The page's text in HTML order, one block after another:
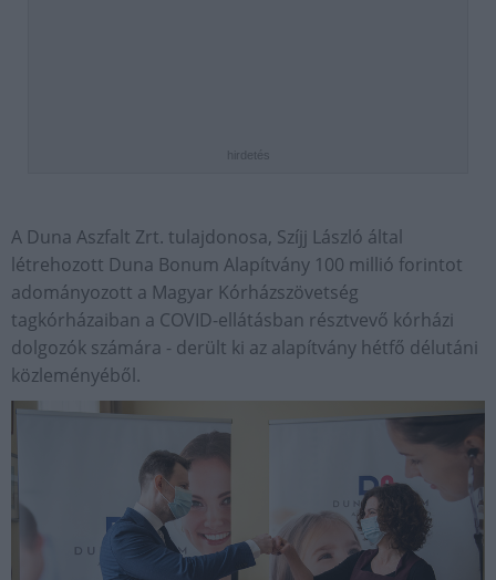
hirdetés
A Duna Aszfalt Zrt. tulajdonosa, Szíjj László által
létrehozott Duna Bonum Alapítvány 100 millió forintot
adományozott a Magyar Kórházszövetség
tagkórházaiban a COVID-ellátásban résztvevő kórházi
dolgozók számára - derült ki az alapítvány hétfő délutáni
közleményéből.